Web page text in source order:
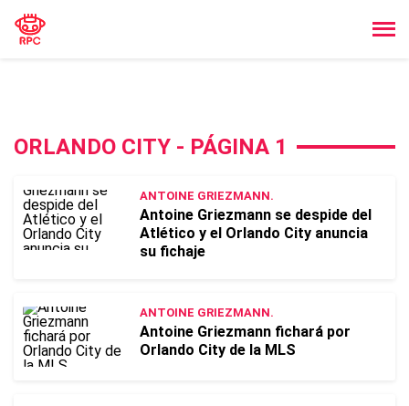
ORLANDO CITY - PÁGINA 1
ANTOINE GRIEZMANN.
Antoine Griezmann se despide del
Atlético y el Orlando City anuncia
su fichaje
ANTOINE GRIEZMANN.
Antoine Griezmann fichará por
Orlando City de la MLS